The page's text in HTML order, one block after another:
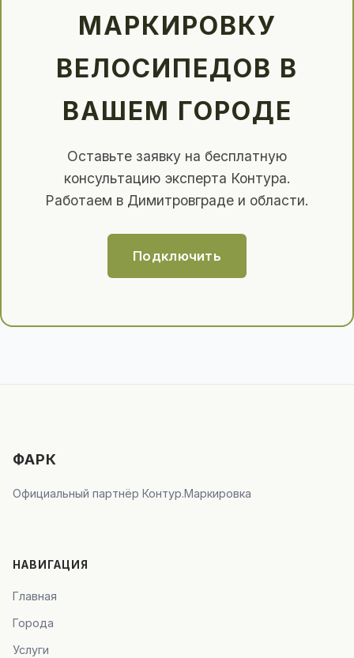
МАРКИРОВКУ
ВЕЛОСИПЕДОВ В
ВАШЕМ ГОРОДЕ
Оставьте заявку на бесплатную
консультацию эксперта Контура.
Работаем в Димитровграде и области.
Подключить
ФАРК
Официальный партнёр Контур.Маркировка
НАВИГАЦИЯ
Главная
Города
Услуги